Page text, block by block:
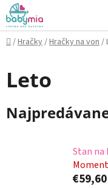
Prejsť
na
obsah
Domov
/Hračky/Hračky na von/
Leto
Stan na
€59,60